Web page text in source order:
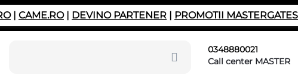
| CAME.RO| DEVINO PARTENER | PROMOTII MASTERGATES
0348880021
Call center MASTER